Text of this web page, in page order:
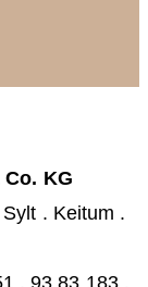
Co. KG
. Keitum .
. 93 83 183 .